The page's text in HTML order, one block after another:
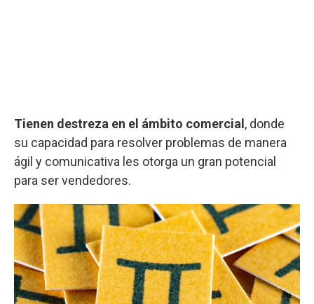
Tienen destreza en el ámbito comercial , donde
su capacidad para resolver problemas de manera
ágil y comunicativa les otorga un gran potencial
para ser vendedores.